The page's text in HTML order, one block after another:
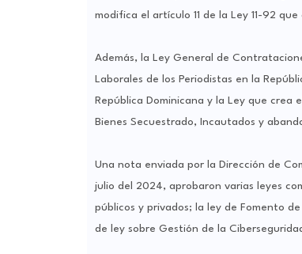
modifica el artículo 11 de la Ley 11-92
Además, la Ley General de
Laborales de los Periodistas en la
República Dominicana y la Ley que crea
Bienes Secuestrado, Incautados y
Una nota enviada por la Dirección de
julio del 2024, aprobaron varias leyes
públicos y privados; la ley de Fomento
de ley sobre Gestión de la